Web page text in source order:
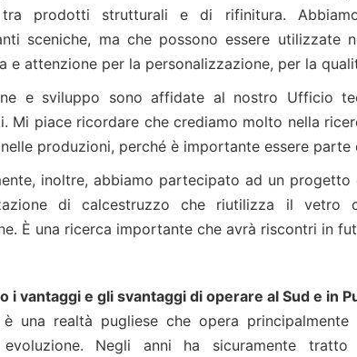
prodotti strutturali e di rifinitura.
sceniche, ma che possono essere utilizzate
e attenzione per la personalizzazione, per la
e sviluppo sono affidate al nostro Ufficio
Mi piace ricordare che crediamo molto nella
produzioni, perché è importante essere parte
inoltre, abbiamo partecipato ad un
di calcestruzzo che riutilizza il vetro
È una ricerca importante che avrà riscontri in
i vantaggi e gli svantaggi di operare al Sud e in
è una realtà pugliese che opera
evoluzione. Negli anni ha sicuramente